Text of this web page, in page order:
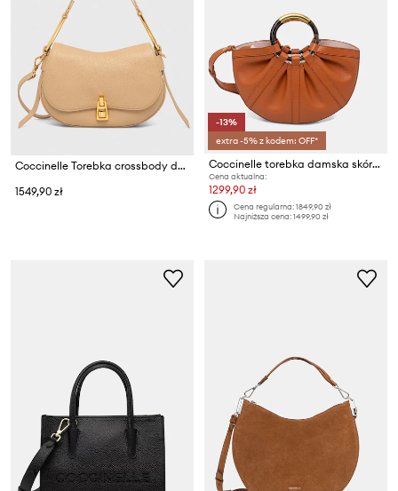
Coccinelle Torebka crossbody damska skórzana
1549,90 zł
-13%
extra -5% z kodem: OFF*
Coccinelle torebka damska skórzana
Cena aktualna:
1299,90 zł
Cena regularna:1849,90 zł
Najniższa cena:1499,90 zł